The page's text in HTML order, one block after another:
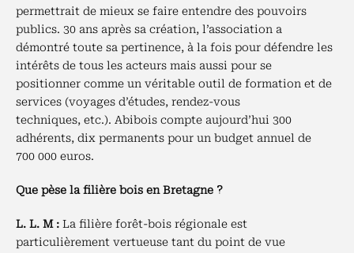
permettrait de mieux se faire entendre des pouvoirs
publics. 30 ans après sa création, l’association a
démontré toute sa pertinence, à la fois pour défendre les
intérêts de tous les acteurs mais aussi pour se
positionner comme un véritable outil de formation et de
services (voyages d’études, rendez-vous
techniques, etc.). Abibois compte aujourd’hui 300
adhérents, dix permanents pour un budget annuel de
700 000 euros.
Que pèse la filière bois en Bretagne ?
L. L. M : La filière forêt-bois régionale est
particulièrement vertueuse tant du point de vue